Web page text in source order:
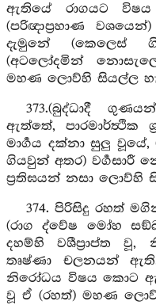
ඇතියේ රාගයට
(පරිඥාප්‍රහාණ
දැමුනේ (කෙලෙස්
(අටලෝදමින්
මහණ ලොව්හි සියල්ල
373.(බුද්ධාදී
ඇත්තේ, පාරමාර්ත්‍ථික
මාර්‍ගය දක්නා සුලු
ගියවුන් අතර) වර්‍ගසාරී
ප්‍රතිඝයන් නසා ලොව්හි
374. පිරිසිදු රහත්
(රාග ද්වේෂ මෝහ
දහම්හි වශීප්‍රාප්ත
තෘෂ්ණා චලනයන් ඇති,
නිරෝධය විෂය කොට
වූ ඒ (රහත්) මහණ